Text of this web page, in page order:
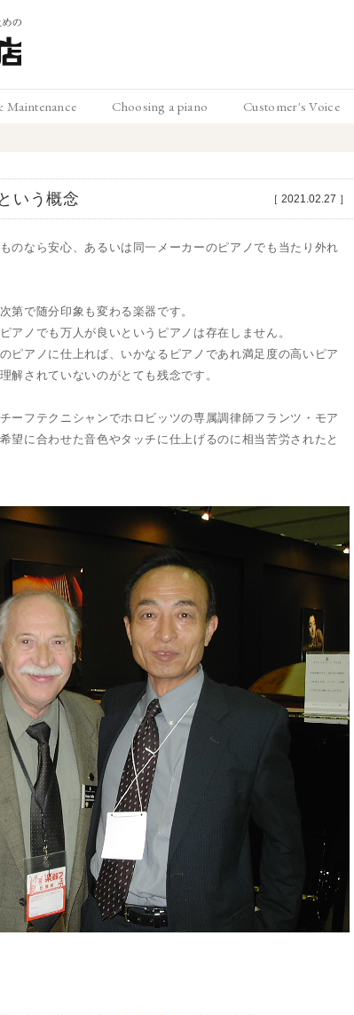
Maintenance Choosing a piano Customer's Voice
［ 2021.02.27 ］
いう概念
のなら安心、あるいは同一メーカーのピアノでも当たり外れ
第で随分印象も変わる楽器です。
アノでも万人が良いというピアノは存在しません。
ピアノに仕上れば、いかなるピアノであれ満足度の高いピア
解されていないのがとても残念です。
ーフテクニシャンでホロビッツの専属調律師フランツ・モア
望に合わせた音色やタッチに仕上げるのに相当苦労されたと